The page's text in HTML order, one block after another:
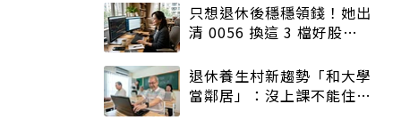
只想退休後穩穩領錢！她出
清 0056 換這 3 檔好股：
退休養生村新趨勢「和大學
當鄰居」：沒上課不能住、